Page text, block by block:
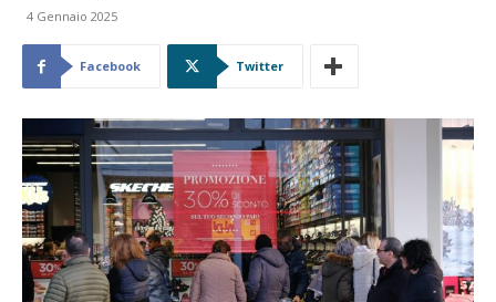
4 Gennaio 2025
Facebook Twitter